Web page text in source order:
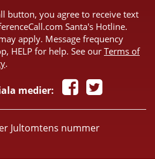
button, you agree to receive text
Santa's Hotline.
apply. Message frequency
HELP for help. See our Terms of
.
medier:
Jultomtens nummer